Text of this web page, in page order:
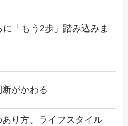
に「もう2歩」踏み込みま
がかわる
り方、ライフスタイル